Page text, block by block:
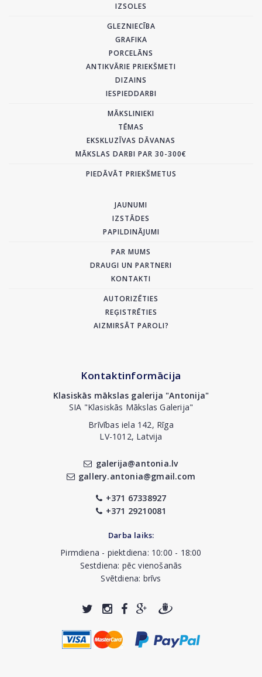
IZSOLES
GLEZNIECĪBA
GRAFIKA
PORCELĀNS
ANTIKVĀRIE PRIEKŠMETI
DIZAINS
IESPIEDDARBI
MĀKSLINIEKI
TĒMAS
EKSKLUZĪVAS DĀVANAS
MĀKSLAS DARBI PAR 30-300€
PIEDĀVĀT PRIEKŠMETUS
JAUNUMI
IZSTĀDES
PAPILDINĀJUMI
PAR MUMS
DRAUGI UN PARTNERI
KONTAKTI
AUTORIZĒTIES
REĢISTRĒTIES
AIZMIRSĀT PAROLI?
Kontaktinformācija
Klasiskās mākslas galerija "Antonija"
SIA "Klasiskās Mākslas Galerija"
Brīvības iela 142, Rīga
LV-1012, Latvija
galerija@antonia.lv
gallery.antonia@gmail.com
+371 67338927
+371 29210081
Darba laiks:
Pirmdiena - piektdiena: 10:00 - 18:00
Sestdiena: pēc vienošanās
Svētdiena: brīvs